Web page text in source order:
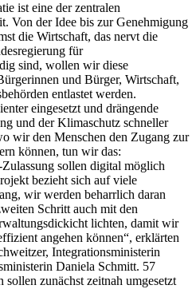
ist eine der zentralen
Von der Idee bis zur Genehmigung
die Wirtschaft, das nervt die
für
sind, wollen wir diese
und Bürger, Wirtschaft,
entlastet werden.
eingesetzt und drängende
und der Klimaschutz schneller
wir den Menschen den Zugang zur
können, tun wir das:
sollen digital möglich
bezieht sich auf viele
wir werden beharrlich daran
Schritt auch mit den
lichten, damit wir
angehen können“, erklärten
Integrationsministerin
Daniela Schmitt. 57
zunächst zeitnah umgesetzt